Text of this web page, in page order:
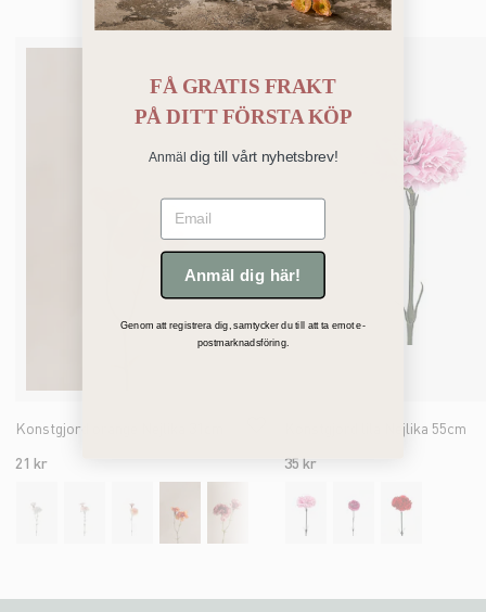
Konstgjord orange Nejlika 31cm
21 kr
Konstgjord lila Nejlika 55cm
35 kr
FÅ GRATIS FRAKT
PÅDITT FÖRSTA KÖP
Anmäl dig till vårt nyhetsbrev!
Email
Anmäl dig här!
Genom att registrera dig, samtycker du till att ta emot e-
postmarknadsföring.